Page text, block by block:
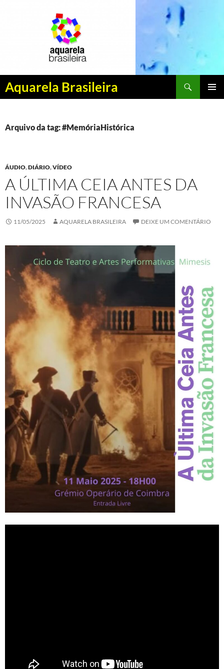
Aquarela Brasileira
Pesquisar
PULAR
CONTEÚDO
Arquivo da tag: #MemóriaHistórica
ÁUDIO,DIÁRIO,VÍDEO
A ÚLTIMA CEIA ANTES DA
INVASÃO FRANCESA
11/05/2025 AQUARELA BRASILEIRA DEIXE UM COMENTÁRIO